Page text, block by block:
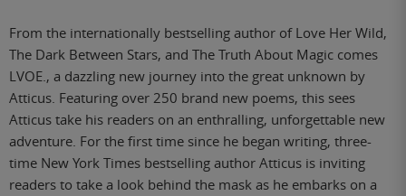
From the internationally bestselling author of Love Her Wild,
The Dark Between Stars, and The Truth About Magic comes
LVOE., a dazzling new journey into the great unknown by
Atticus. Featuring over 250 brand new poems, this sees
Atticus take his readers on an enthralling, unforgettable new
adventure. For the first time since he began writing, three-
time New York Times bestselling author Atticus is inviting
readers to take a look behind the mask as he embarks on a